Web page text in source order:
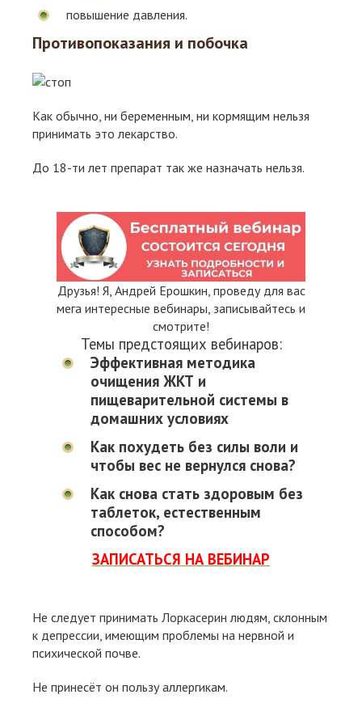
повышение давления.
Противопоказания и побочка
Как обычно, ни беременным, ни кормящим нельзя
принимать это лекарство.
До 18-ти лет препарат так же назначать нельзя.
Друзья! Я, Андрей Ерошкин, проведу для вас
мега интересные вебинары, записывайтесь и
смотрите!
Темы предстоящих вебинаров:
Эффективная методика
очищения ЖКТ и
пищеварительной системы в
домашних условиях
Как похудеть без силы воли и
чтобы вес не вернулся снова?
Как снова стать здоровым без
таблеток, естественным
способом?
ЗАПИСАТЬСЯ НА ВЕБИНАР
Не следует принимать Лоркасерин людям, склонным
к депрессии, имеющим проблемы на нервной и
психической почве.
Не принесёт он пользу аллергикам.